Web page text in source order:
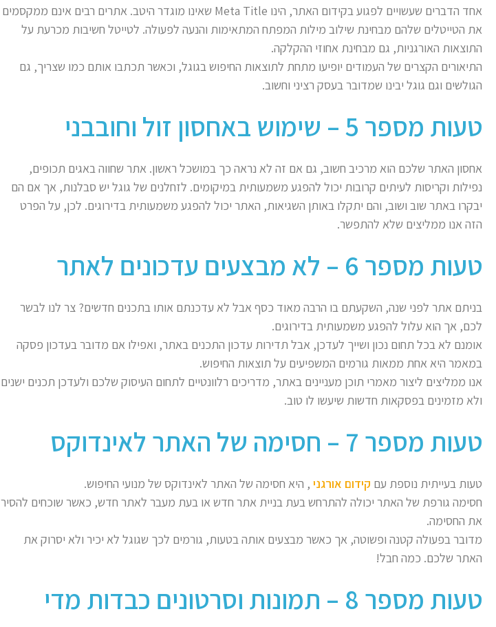
אחד הדברים שעשויים לפגוע בקידום האתר, הינו Meta Title שאינו מוגדר היטב. אתרים רבים אינם ממקסמים
את הטייטלים שלהם מבחינת שילוב מילות המפתח המתאימות והנעה לפעולה. לטייטל חשיבות מכרעת על
התוצאות האורגניות, גם מבחינת אחוזי ההקלקה.
התיאורים הקצרים של העמודים יופיעו מתחת לתוצאות החיפוש בגוגל, וכאשר תכתבו אותם כמו שצריך, גם
הגולשים וגם גוגל יבינו שמדובר בעסק רציני וחשוב.
טעות מספר 5 – שימוש באחסון זול וחובבני
אחסון האתר שלכם הוא מרכיב חשוב, גם אם זה לא נראה כך במושכל ראשון. אתר שחווה באגים תכופים,
נפילות וקריסות לעיתים קרובות יכול להפגע משמעותית במיקומים. לזחלנים של גוגל יש סבלנות, אך אם הם
יבקרו באתר שוב ושוב, והם יתקלו באותן השגיאות, האתר יכול להפגע משמעותית בדירוגים. לכן, על הפרט
הזה אנו ממליצים שלא להתפשר.
טעות מספר 6 – לא מבצעים עדכונים לאתר
בניתם אתר לפני שנה, השקעתם בו הרבה מאוד כסף אבל לא עדכנתם אותו בתכנים חדשים? צר לנו לבשר
לכם, אך הוא עלול להפגע משמעותית בדירוגים.
אומנם לא בכל תחום נכון ושייך לעדכן, אבל תדירות עדכון התכנים באתר, ואפילו אם מדובר בעדכון פסקה
במאמר היא אחת ממאות גורמים המשפיעים על תוצאות החיפוש.
אנו ממליצים ליצור מאמרי תוכן מעניינים באתר, מדריכים רלוונטיים לתחום העיסוק שלכם ולעדכן תכנים ישנים
ולא מזמינים בפסקאות חדשות שיעשו לו טוב.
טעות מספר 7 – חסימה של האתר לאינדוקס
טעות בעייתית נוספת עם קידום אורגני , היא חסימה של האתר לאינדוקס של מנועי החיפוש.
חסימה גורפת של האתר יכולה להתרחש בעת בניית אתר חדש או בעת מעבר לאתר חדש, כאשר שוכחים להסיר
את החסימה.
מדובר בפעולה קטנה ופשוטה, אך כאשר מבצעים אותה בטעות, גורמים לכך שגוגל לא יכיר ולא יסרוק את
האתר שלכם. כמה חבל!
טעות מספר 8 – תמונות וסרטונים כבדות מדי